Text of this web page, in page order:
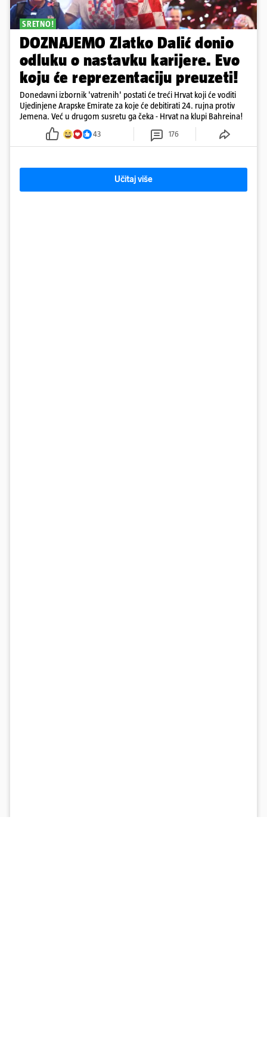
SRETNO!
DOZNAJEMO Zlatko Dalić donio
odluku o nastavku karijere. Evo
koju će reprezentaciju preuzeti!
Donedavni izbornik 'vatrenih' postati će treći Hrvat koji će voditi
Ujedinjene Arapske Emirate za koje će debitirati 24. rujna protiv
Jemena. Već u drugom susretu ga čeka - Hrvat na klupi Bahreina!
43 176
Učitaj više